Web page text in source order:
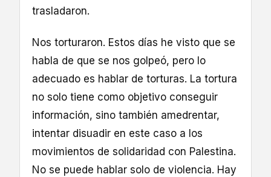
trasladaron.
Nos torturaron. Estos días he visto que se
habla de que se nos golpeó, pero lo
adecuado es hablar de torturas. La tortura
no solo tiene como objetivo conseguir
información, sino también amedrentar,
intentar disuadir en este caso a los
movimientos de solidaridad con Palestina.
No se puede hablar solo de violencia. Hay